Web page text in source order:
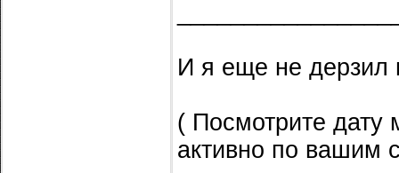
И я еще не дерзил
( Посмотрите дату
активно по вашим